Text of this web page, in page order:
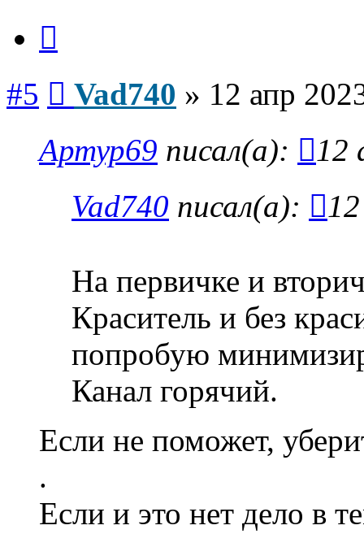
#5 Vad740 » 12 апр
Артур69 писал(а):
12
Vad740 писал(а):
На первичке и
Краситель и без
попробую
Канал горячий.
Если не поможет,
.
Если и это нет дело в